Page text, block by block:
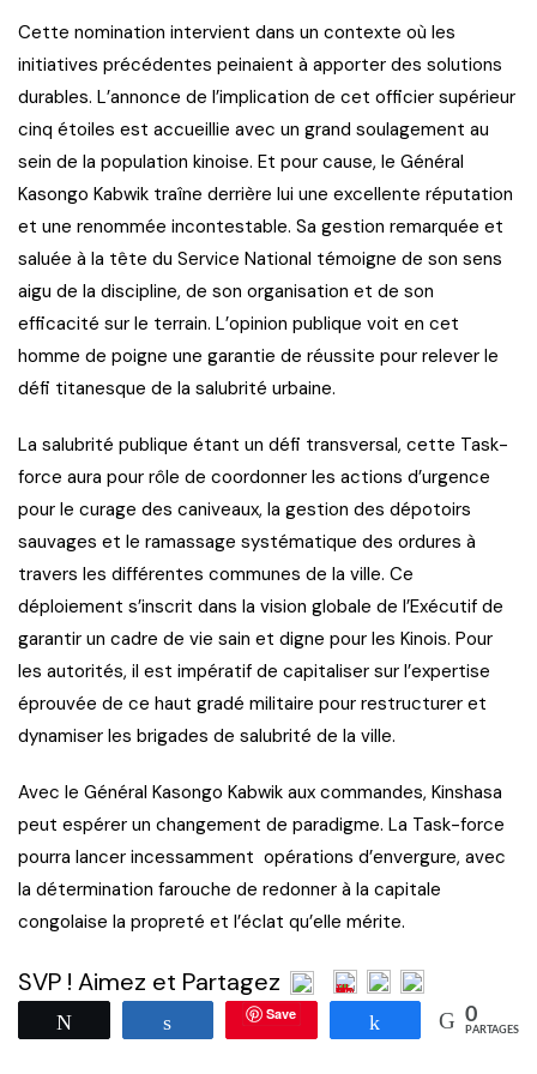
Cette nomination intervient dans un contexte où les
initiatives précédentes peinaient à apporter des solutions
durables. L’annonce de l’implication de cet officier supérieur
cinq étoiles est accueillie avec un grand soulagement au
sein de la population kinoise. Et pour cause, le Général
Kasongo Kabwik traîne derrière lui une excellente réputation
et une renommée incontestable. Sa gestion remarquée et
saluée à la tête du Service National témoigne de son sens
aigu de la discipline, de son organisation et de son
efficacité sur le terrain. L’opinion publique voit en cet
homme de poigne une garantie de réussite pour relever le
défi titanesque de la salubrité urbaine.
La salubrité publique étant un défi transversal, cette Task-
force aura pour rôle de coordonner les actions d’urgence
pour le curage des caniveaux, la gestion des dépotoirs
sauvages et le ramassage systématique des ordures à
travers les différentes communes de la ville. Ce
déploiement s’inscrit dans la vision globale de l’Exécutif de
garantir un cadre de vie sain et digne pour les Kinois. Pour
les autorités, il est impératif de capitaliser sur l’expertise
éprouvée de ce haut gradé militaire pour restructurer et
dynamiser les brigades de salubrité de la ville.
Avec le Général Kasongo Kabwik aux commandes, Kinshasa
peut espérer un changement de paradigme. La Task-force
pourra lancer incessamment opérations d’envergure, avec
la détermination farouche de redonner à la capitale
congolaise la propreté et l’éclat qu’elle mérite.
SVP ! Aimez et Partagez
Partagez Save Partagez 0
PARTAGES